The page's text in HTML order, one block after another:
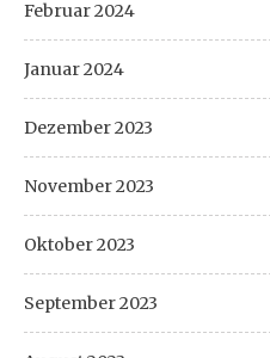
Februar 2024
Januar 2024
Dezember 2023
November 2023
Oktober 2023
September 2023